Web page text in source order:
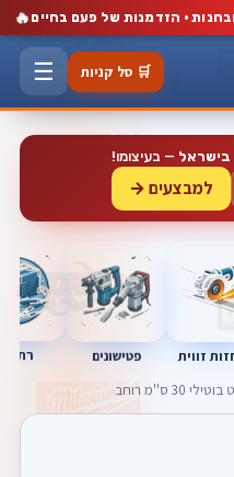
· הזדמנות של פעם בחיים 🔥
🛒 סל קניות ☰
בישראל — בעיצומו!
למבצעים →
זווית פטישונים
30 ס''מ רוחב